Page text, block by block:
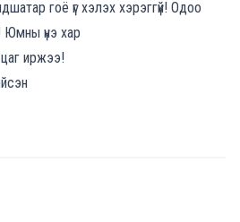
гоё үг хэлэх хэрэггүй! Одоо
Юмны үнэ хар
иржээ!